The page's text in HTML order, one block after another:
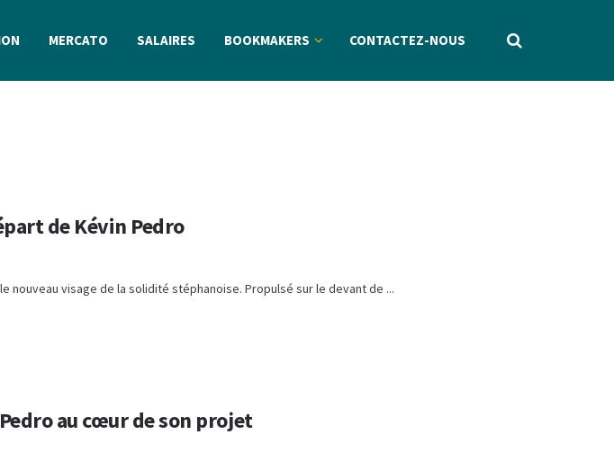
MERCATO SALAIRES BOOKMAKERS CONTACTEZ-NOUS
de Kévin Pedro
nouveau visage de la solidité stéphanoise. Propulsé sur le devant de ...
au cœur de son projet